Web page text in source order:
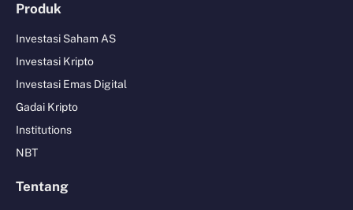
Produk
Investasi Saham AS
Investasi Kripto
Investasi Emas Digital
Gadai Kripto
Institutions
NBT
Tentang